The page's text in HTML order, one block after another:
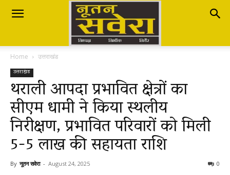
Nutan
Savera
नूतन
सवेरा
Home उत्तराखंड
उत्तराखंड
थराली आपदा प्रभावित क्षेत्रों का
सीएम धामी ने किया स्थलीय
निरीक्षण, प्रभावित परिवारों को मिली
5-5 लाख की सहायता राशि
By नूतन सवेरा - August 24, 2025 0